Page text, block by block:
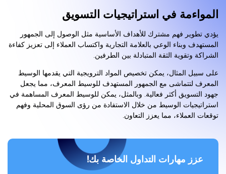
المواءمة في استراتيجيات التسويق
يؤدي تطوير فهم مشترك للأهداف الأساسية مثل الوصول إلى الجمهور
المستهدف وبناء الوعي بالعلامة التجارية واكتساب العملاء إلى تعزيز كفاءة
الشراكة وتقوية الثقة المتبادلة بين الطرفين.
على سبيل المثال، يمكن تخصيص المواد الترويجية التي يقدمها الوسيط
المعرف لتتماشى مع الجمهور المستهدف للوسيط المعرف، مما يجعل
جهود التسويق أكثر فعالية. وبالمثل، يمكن للوسيط المعرف المساهمة في
استراتيجيات الوسيط من خلال الاستفادة من رؤى السوق المحلية وفهم
توقعات العملاء، مما يعزز التعاون.
عزز مهارات التداول الخاصة بك!